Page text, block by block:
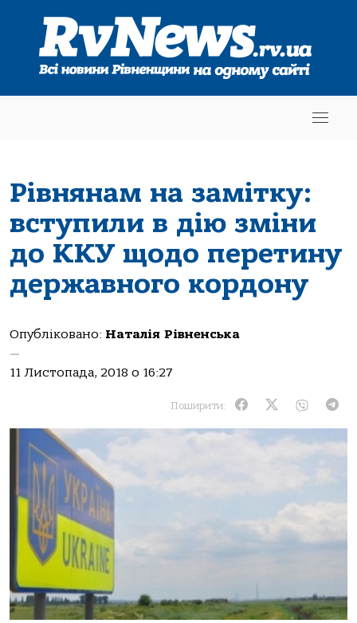
Рівнянам на замітку:
вступили в дію зміни
до ККУ щодо перетину
державного кордону
Опубліковано: Наталія Рівненська
—
11 Листопада, 2018 о 16:27
Поширити: